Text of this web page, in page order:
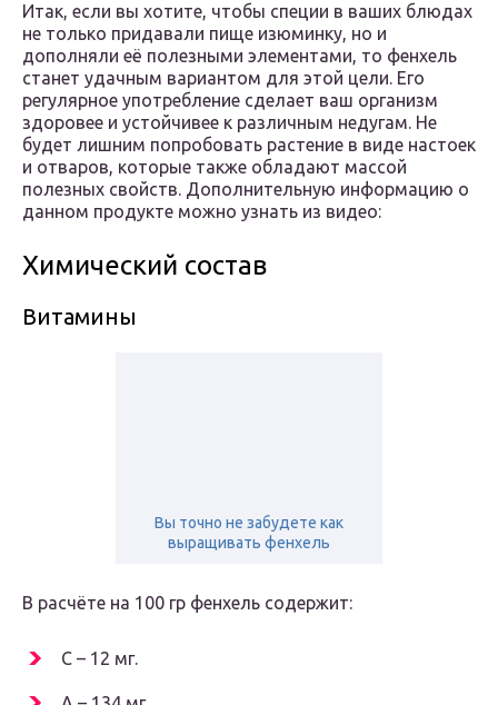
Итак, если вы хотите, чтобы специи в ваших блюдах
не только придавали пище изюминку, но и
дополняли её полезными элементами, то фенхель
станет удачным вариантом для этой цели. Его
регулярное употребление сделает ваш организм
здоровее и устойчивее к различным недугам. Не
будет лишним попробовать растение в виде настоек
и отваров, которые также обладают массой
полезных свойств. Дополнительную информацию о
данном продукте можно узнать из видео:
Химический состав
Витамины
Вы точно не забудете как
выращивать фенхель
В расчёте на 100 гр фенхель содержит:
C – 12 мг.